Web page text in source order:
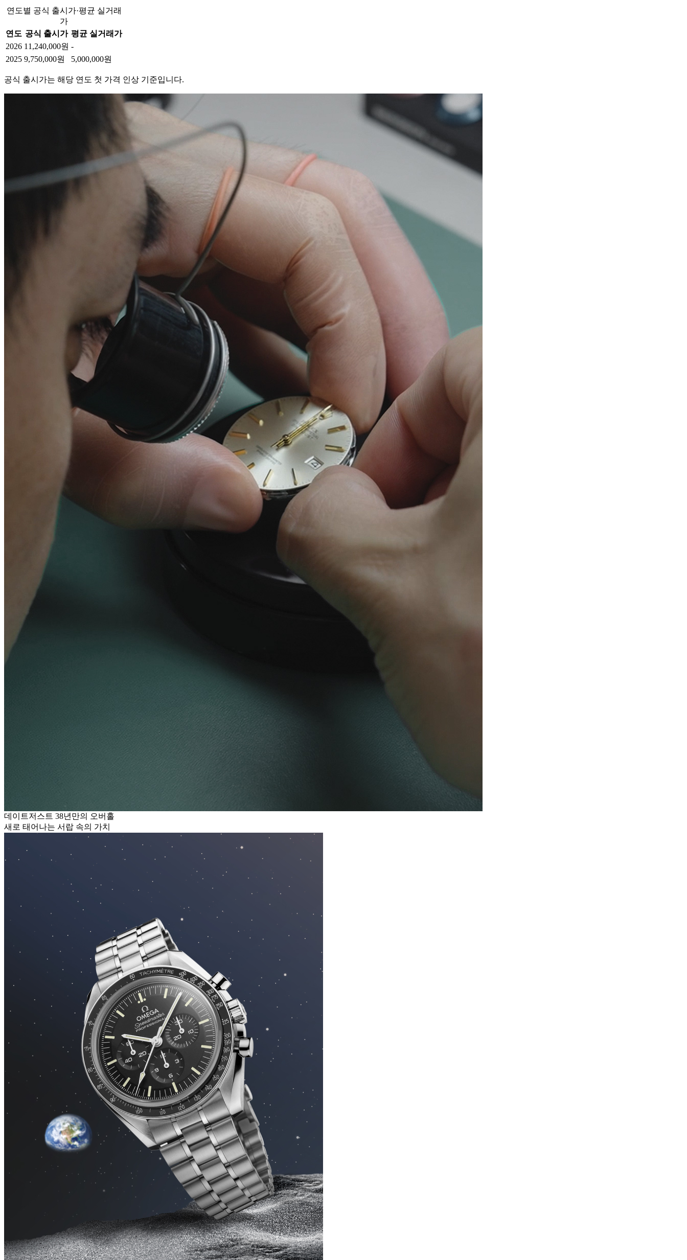
연도별 공식 출시가·평균 실거래
가
연도 공식 출시가 평균 실거래가
2026 11,240,000원 -
2025 9,750,000원 5,000,000원
공식 출시가는 해당 연도 첫 가격 인상 기준입니다.
데이트저스트 38년만의 오버홀
새로 태어나는 서랍 속의 가치